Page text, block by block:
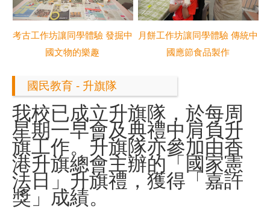
考古工作坊讓同學體驗 發掘中
國文物的樂趣
月餅工作坊讓同學體驗 傳統中
國應節食品製作
國民教育 - 升旗隊
我校已成立升旗隊，於每周
星期一早會及典禮中肩負升
旗工作。升旗隊亦參加由香
港升旗總會主辦的「國家憲
法日」升旗禮，獲得「嘉許
獎」成績。